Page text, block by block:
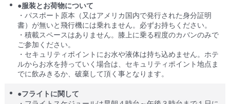
●服装とお荷物について
・パスポート原本（又はアメリカ国内で発行された身分証明
書）が無いと飛行機には乗れません。必ずお持ちください。
・積載スペースはありません。膝上に乗る程度のカバンのみで
ご参加ください。
・セキュリティポイントにお水や液体は持ち込めません。ホテ
ルからお水を持っていく場合は、セキュリティポイント地点ま
でに飲みきるか、破棄して頂く事となります。
●フライトに関して